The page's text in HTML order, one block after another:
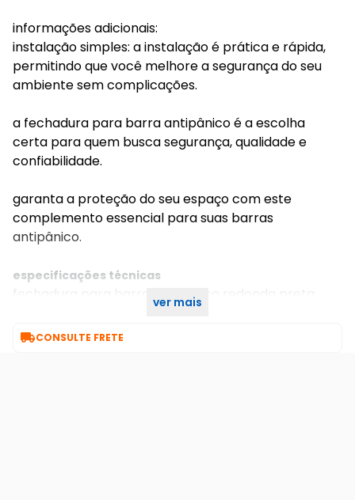
informações adicionais:
instalação simples: a instalação é prática e rápida,
permitindo que você melhore a segurança do seu
ambiente sem complicações.
a fechadura para barra antipânico é a escolha
certa para quem busca segurança, qualidade e
confiabilidade.
garanta a proteção do seu espaço com este
complemento essencial para suas barras
antipânico.
especificações técnicas
fechadura para barra antipanico redonda preta
ver mais
CONSULTE FRETE